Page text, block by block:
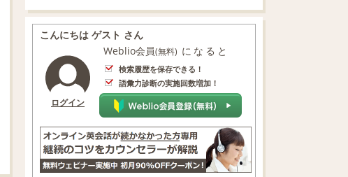
こんにちは ゲスト さん
ログイン
Weblio会員(無料) になると
検索履歴を保存できる！
語彙力診断の実施回数増加！